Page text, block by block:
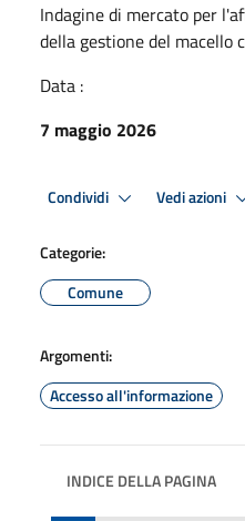
Indagine di mercato per
della gestione del macello
Data :
7 maggio 2026
Condividi Vedi azioni
Categorie:
Comune
Argomenti:
Accesso all'informazione
INDICE DELLA PAGINA